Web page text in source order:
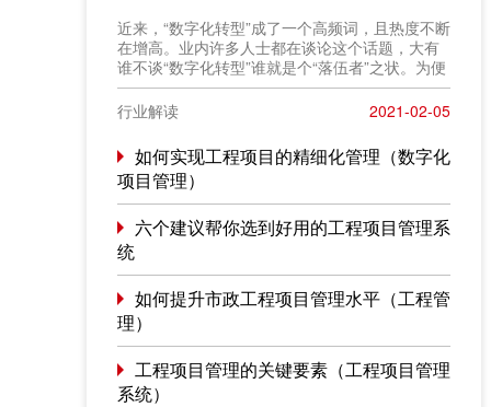
近来，“数字化转型”成了一个高频词，且热度不断
在增高。业内许多人士都在谈论这个话题，大有
谁不谈“数字化转型”谁就是个“落伍者”之状。为便
于在相同语境下讨论问题，今天我也凑个热闹，
以“数字化转型”为题，谈一点粗浅认识，就教于同
行。
行业解读 2021-02-05
如何实现工程项目的精细化管理（数字化
项目管理）
六个建议帮你选到好用的工程项目管理系
统
如何提升市政工程项目管理水平（工程管
理）
工程项目管理的关键要素（工程项目管理
系统）